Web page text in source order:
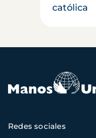
católica
Redes sociales